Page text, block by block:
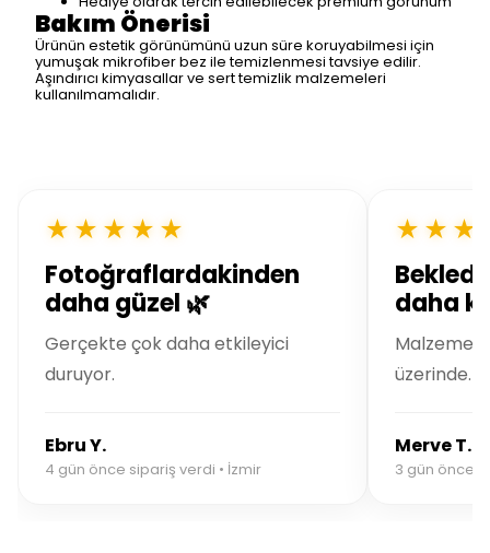
Bakım Önerisi
Ürünün estetik görünümünü uzun süre koruyabilmesi için
yumuşak mikrofiber bez ile temizlenmesi tavsiye edilir.
Aşındırıcı kimyasallar ve sert temizlik malzemeleri
kullanılmamalıdır.
★★★★★
Fotoğraflardakinden
daha güzel 🌿
Gerçekte çok daha etkileyici
duruyor.
Ebru Y.
4 gün önce sipariş verdi • İzmir
daha
Malzeme
üzerinde.
Merve T.
3 gün önce